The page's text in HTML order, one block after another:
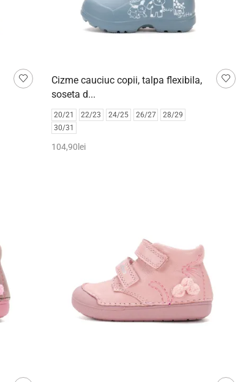
Cizme cauciuc copii, talpa flexibila,
soseta d...
20/21 22/23 24/25 26/27
28/29
30/31
104,90 lei